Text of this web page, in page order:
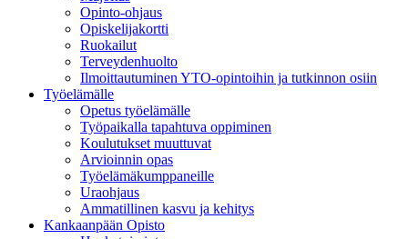
Opinto-ohjaus
Opiskelijakortti
Ruokailut
Terveydenhuolto
Ilmoittautuminen YTO-opintoihin ja tutkinnon osiin
Työelämälle
Opetus työelämälle
Työpaikalla tapahtuva oppiminen
Koulutukset muuttuvat
Arvioinnin opas
Työelämäkumppaneille
Uraohjaus
Ammatillinen kasvu ja kehitys
Kankaanpään Opisto